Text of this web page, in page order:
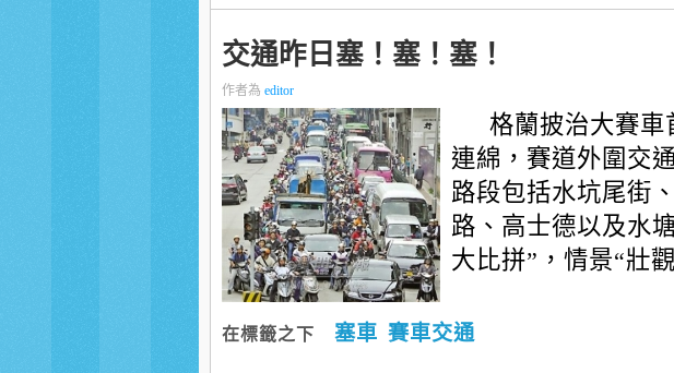
交通昨日塞！塞！塞！
作者為 editor
格蘭披治大賽車
連綿，賽道外圍交
路段包括水坑尾街
路、高士德以及水
大比拼”，情景“壯
在標籤之下 塞車 賽車交通